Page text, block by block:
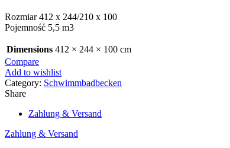
Rozmiar 412 x 244/210 x 100
Pojemność 5,5 m3
Dimensions 412 × 244 × 100 cm
Compare
Add to wishlist
Category: Schwimmbadbecken
Share
Zahlung & Versand
Zahlung & Versand